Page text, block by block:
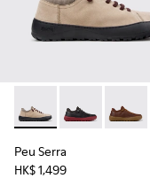
Peu Serra -Peu Serra -
Peu
Peu Serra
HK$ 1,499